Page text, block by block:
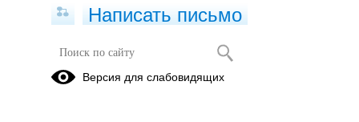
Фотоальбомы
Написать письмо
Версия для слабовидящих